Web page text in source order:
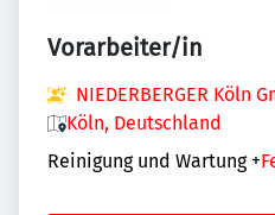
Vorarbeiter/in
NIEDERBERGER Köln
Köln, Deutschland
Reinigung und Wartung +